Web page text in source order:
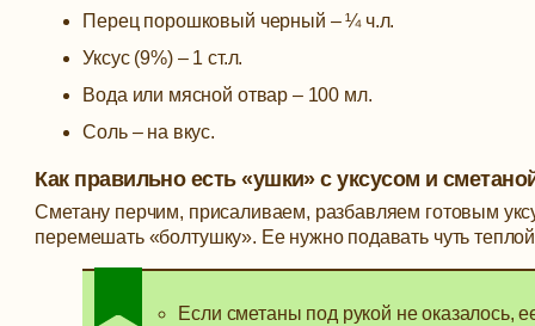
Перец порошковый черный – ¼ ч.л.
Уксус (9%) – 1 ст.л.
Вода или мясной отвар – 100 мл.
Соль – на вкус.
Как правильно есть «ушки» с уксусом и
Сметану перчим, присаливаем, разбавляем готовым
перемешать «болтушку». Ее нужно подавать чуть
Если сметаны под рукой не оказалось,